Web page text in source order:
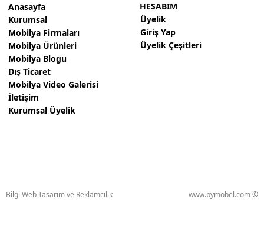
Anasayfa
Kurumsal
Mobilya Firmaları
Mobilya Ürünleri
Mobilya Blogu
Dış Ticaret
Mobilya Video Galerisi
İletişim
Kurumsal Üyelik
HESABIM
Üyelik
Giriş Yap
Üyelik Çeşitleri
Bilgi Web Tasarım ve Reklamcılık www.bymobel.com ©